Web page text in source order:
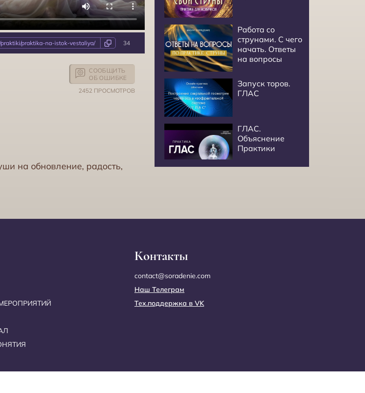
praktika-na-istok-vestaliya/ 34
СООБЩИТЬ
ОБ ОШИБКЕ
2452 ПРОСМОТРОВ
на обновление, радость,
Работа со
струнами. С чего
начать. Ответы
на вопросы
Запуск торов.
ГЛАС
ГЛАС.
Объяснение
Практики
Контакты
contact@soradenie.com
Наш Телеграм
Тех.поддержка в VK